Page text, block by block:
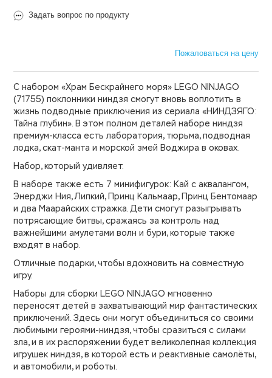
Задать вопрос по продукту
Пожаловаться на цену
С набором «Храм Бескрайнего моря» LEGO NINJAGO
(71755) поклонники ниндзя смогут вновь воплотить в
жизнь подводные приключения из сериала «НИНДЗЯГО:
Тайна глубин». В этом полном деталей наборе ниндзя
премиум-класса есть лаборатория, тюрьма, подводная
лодка, скат-манта и морской змей Воджира в оковах.
Набор, который удивляет.
В наборе также есть 7 минифигурок: Кай с аквалангом,
Энерджи Ния, Липкий, Принц Кальмаар, Принц Бентомаар
и два Маарайских стражка. Дети смогут разыгрывать
потрясающие битвы, сражаясь за контроль над
важнейшими амулетами волн и бури, которые также
входят в набор.
Отличные подарки, чтобы вдохновить на совместную
игру.
Наборы для сборки LEGO NINJAGO мгновенно
переносят детей в захватывающий мир фантастических
приключений. Здесь они могут объединиться со своими
любимыми героями-ниндзя, чтобы сразиться с силами
зла, и в их распоряжении будет великолепная коллекция
игрушек ниндзя, в которой есть и реактивные самолёты,
и автомобили, и роботы.